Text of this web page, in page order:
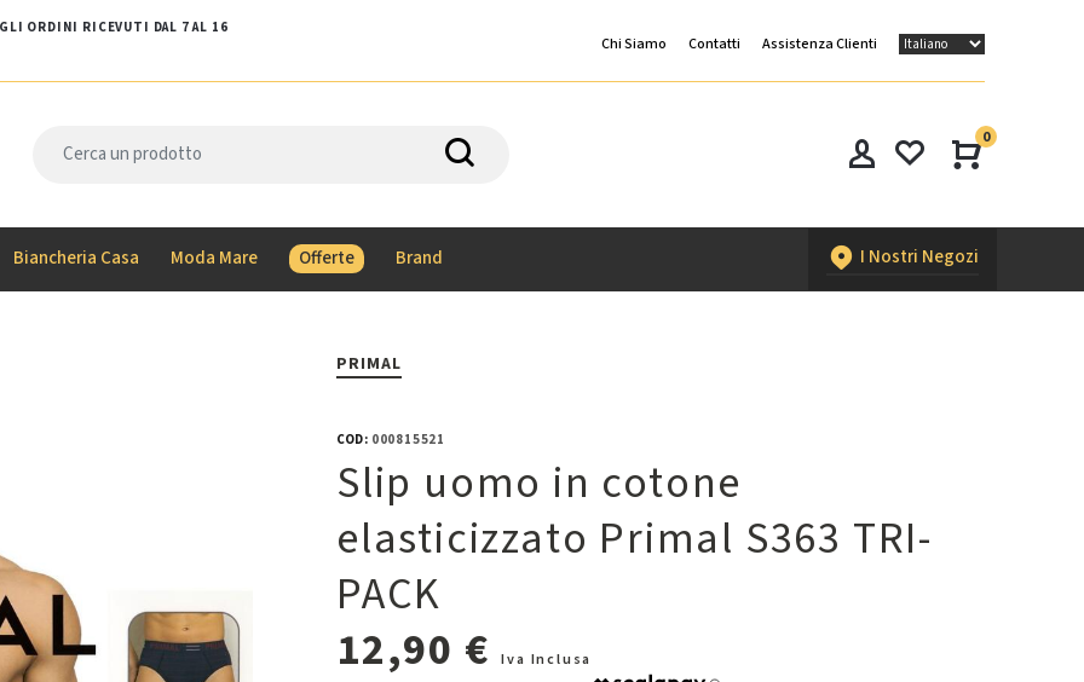
ORDINI RICEVUTI DAL 7 AL 16
Chi Siamo Contatti Assistenza Clienti
0
Biancheria Casa Moda Mare Offerte Brand I Nostri Negozi
PRIMAL
COD:000815521
Slip uomo in cotone
elasticizzato Primal S363 TRI-
PACK
12,90 €
Iva Inclusa